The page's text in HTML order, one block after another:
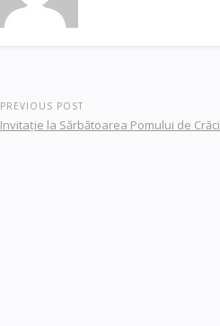
PREVIOUS POST
Invitație la Sărbătoarea Pomului de